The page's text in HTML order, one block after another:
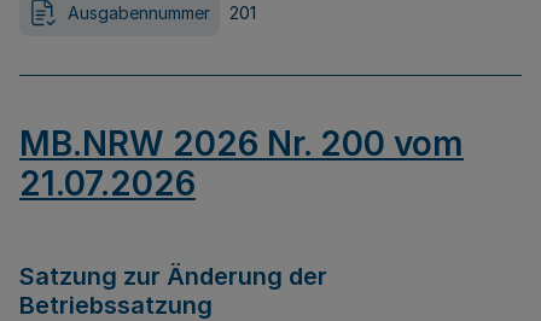
Ausgabennummer 201
MB.NRW 2026 Nr. 200 vom
21.07.2026
Satzung zur Änderung der
Betriebssatzung